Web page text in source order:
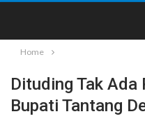
Home
Dituding Tak Ada
Bupati Tantang